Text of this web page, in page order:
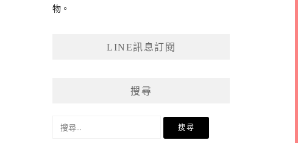
物。
LINE訊息訂閱
搜尋